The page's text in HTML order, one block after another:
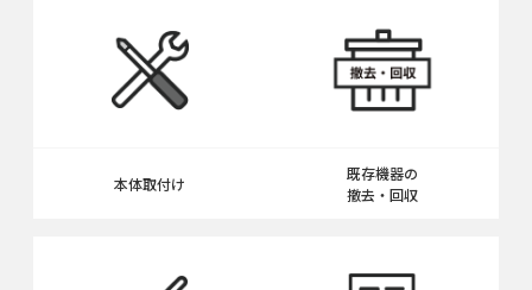
本体取付け
既存機器の
撤去・回収